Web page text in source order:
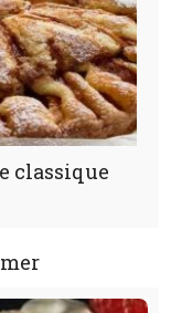
classique